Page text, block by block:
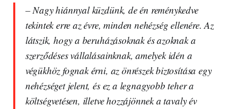
– Nagy hiánnyal küzdünk, de én reménykedve
tekintek erre az évre, minden nehézség ellenére. Az
látszik, hogy a beruházásoknak és azoknak a
szerződéses vállalásainknak, amelyek idén a
végükhöz fognak érni, az önrészek biztosítása egy
nehézséget jelent, és ez a legnagyobb teher a
költségvetésen, illetve hozzájönnek a tavaly év